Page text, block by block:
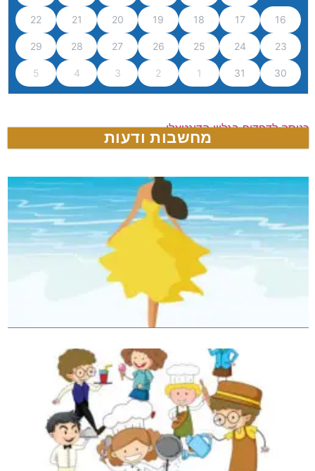
16
17
18
19
20
21
22
23
24
25
26
27
28
29
30
31
1
2
3
4
5
כניסה לדפדוף בגליון הדיגטאלי
מחשבות ודעות